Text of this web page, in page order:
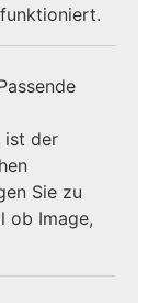
ist der
Sie zu
ob Image,